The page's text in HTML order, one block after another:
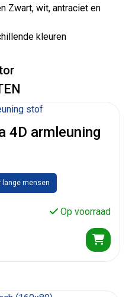
Zwart, wit, antraciet en
kleuren
4D armleuning
lange mensen
Op voorraad